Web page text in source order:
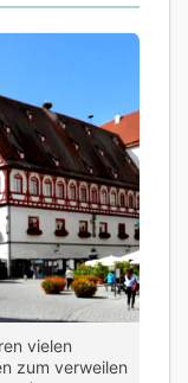
vielen
zum verweilen